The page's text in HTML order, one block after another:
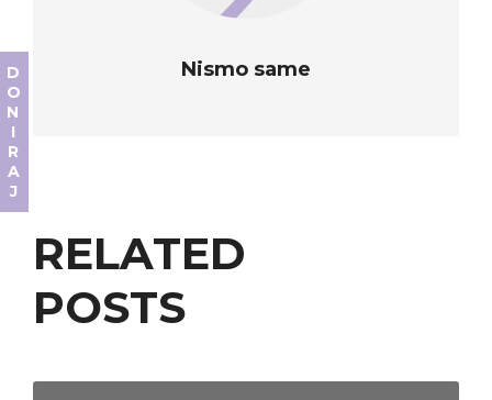
Nismo same
RELATED
POSTS
DONIRAJ